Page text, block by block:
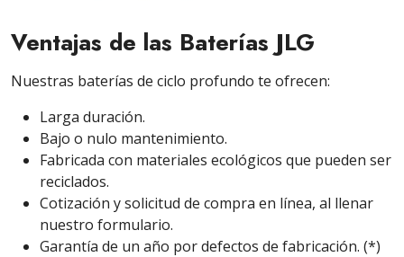
Ventajas de las Baterías JLG
Nuestras baterías de ciclo profundo te ofrecen:
Larga duración.
Bajo o nulo mantenimiento.
Fabricada con materiales ecológicos que pueden ser
reciclados.
Cotización y solicitud de compra en línea, al llenar
nuestro formulario.
Garantía de un año por defectos de fabricación. (*)